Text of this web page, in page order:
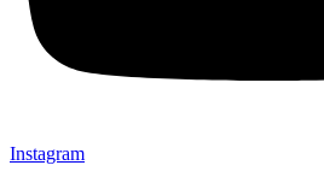
Instagram